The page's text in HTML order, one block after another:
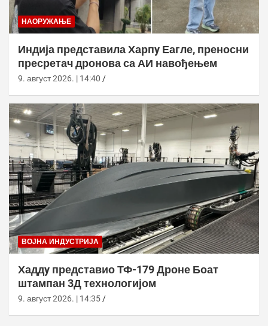
НАОРУЖАЊЕ
Индија представила Харпy Еагле, преносни
пресретач дронова са АИ навођењем
9. август 2026. | 14:40
ВОЈНА ИНДУСТРИЈА
Хаддy представио ТФ-179 Дроне Боат
штампан 3Д технологијом
9. август 2026. | 14:35